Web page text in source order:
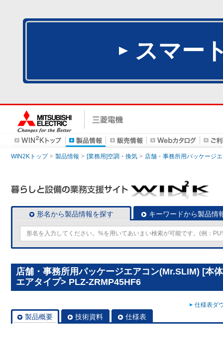
スマー
WIN2Kトップ 製品情報 [業務用]空調・換気 店舗・事務所用パッケージ
形名から製品情報を探す キーワードから製品情
店舗・事務所用パッケージエアコン(Mr.SLIM) [本
エアタイプ> PLZ-ZRMP45HF6
仕様表ダ
製品概要 技術資料 仕様表